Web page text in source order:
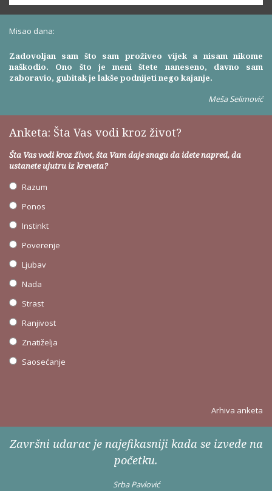
Misao dana:
Zadovoljan sam što sam proživeo vijek a nisam nikome
naškodio. Ono što je meni štete naneseno, davno sam
zaboravio, gubitak je lakše podnijeti nego kajanje.
Meša Selimović
Anketa: Šta Vas vodi kroz život?
Šta Vas vodi kroz život, šta Vam daje snagu da idete napred, da
ustanete ujutru iz kreveta?
Razum
Ponos
Instinkt
Poverenje
Ljubav
Nada
Strast
Ranjivost
Znatiželja
Saosećanje
Arhiva anketa
Završni udarac je najefikasniji kada se izvede na
početku.
Srba Pavlović